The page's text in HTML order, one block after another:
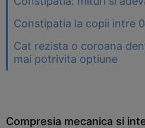
Constipatia la copii intre 0
Cat rezista o coroana
mai potrivita optiune
Compresia mecanica si